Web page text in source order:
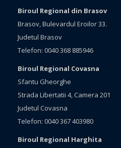
Biroul Regional din Brasov
Brasov, Bulevardul Eroilor 33.
Judetul Brasov
Telefon: 0040 368 885946
Biroul Regional Covasna
Sfantu Gheorghe
Strada Libertatii 4, Camera 201
Judetul Covasna
Telefon: 0040 367 403980
Biroul Regional Harghita